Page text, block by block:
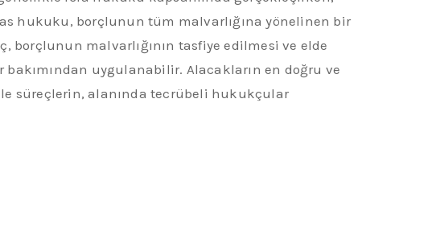
hukuku, borçlunun tüm malvarlığına yönelinen bir
borçlunun malvarlığının tasfiye edilmesi ve elde
uygulanabilir. Alacakların en doğru ve
süreçlerin, alanında tecrübeli hukukçular